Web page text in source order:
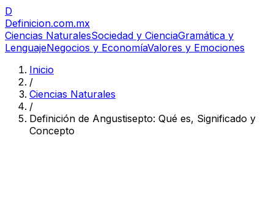
D
Definicion.com.mx
Ciencias NaturalesSociedad y CienciaGramática y
LenguajeNegocios y EconomíaValores y Emociones
Inicio
/
Ciencias Naturales
/
Definición de Angustisepto: Qué es, Significado y
Concepto